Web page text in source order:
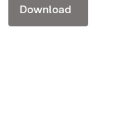
Download